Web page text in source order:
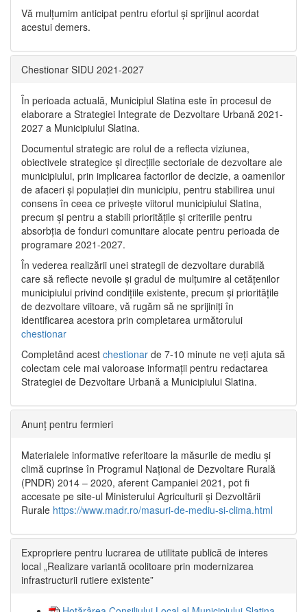
Vă mulţumim anticipat pentru efortul şi sprijinul acordat
acestui demers.
Chestionar SIDU 2021-2027
În perioada actuală, Municipiul Slatina este în procesul de
elaborare a Strategiei Integrate de Dezvoltare Urbană 2021‐
2027 a Municipiului Slatina.
Documentul strategic are rolul de a reflecta viziunea,
obiectivele strategice și direcțiile sectoriale de dezvoltare ale
municipiului, prin implicarea factorilor de decizie, a oamenilor
de afaceri și populației din municipiu, pentru stabilirea unui
consens în ceea ce privește viitorul municipiului Slatina,
precum și pentru a stabili prioritățile și criteriile pentru
absorbția de fonduri comunitare alocate pentru perioada de
programare 2021-2027.
În vederea realizării unei strategii de dezvoltare durabilă
care să reflecte nevoile și gradul de mulțumire al cetățenilor
municipiului privind condițiile existente, precum și prioritățile
de dezvoltare viitoare, vă rugăm să ne sprijiniți în
identificarea acestora prin completarea următorului
chestionar
Completând acest chestionar de 7-10 minute ne veți ajuta să
colectam cele mai valoroase informații pentru redactarea
Strategiei de Dezvoltare Urbană a Municipiului Slatina.
Anunț pentru fermieri
Materialele informative referitoare la măsurile de mediu și
climă cuprinse în Programul Național de Dezvoltare Rurală
(PNDR) 2014 – 2020, aferent Campaniei 2021, pot fi
accesate pe site-ul Ministerului Agriculturii și Dezvoltării
Rurale https://www.madr.ro/masuri-de-mediu-si-clima.html
Expropriere pentru lucrarea de utilitate publică de interes
local „Realizare variantă ocolitoare prin modernizarea
infrastructurii rutiere existente”